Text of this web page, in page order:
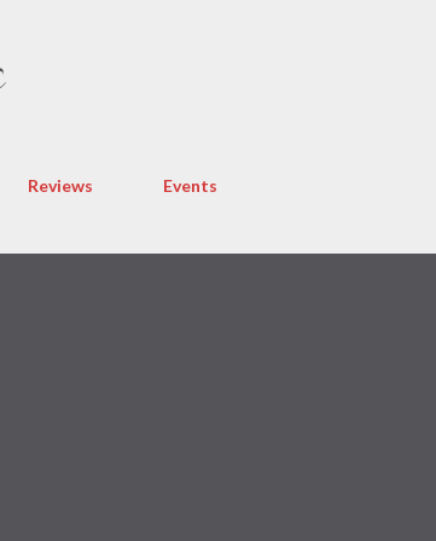
Reviews Events